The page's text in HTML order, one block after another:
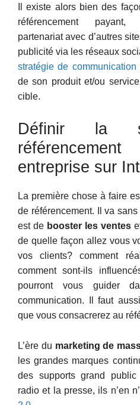
Il existe alors bien des
référencement payant,
partenariat avec d’autres
publicité via les réseaux
stratégie de communication
de son produit et/ou
cible.
Définir la
entreprise sur
La première chose à faire
de référencement. Il va
est de booster les ventes
de quelle façon allez vous
vos clients? comment
comment sont-ils
pourront vous guider
communication. Il faut
que vous consacrerez au
L’ère du marketing de
les grandes marques
des supports grand
radio et la presse, ils n’en